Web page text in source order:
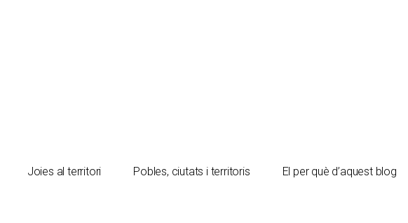
Joies al territori Pobles, ciutats i territoris El per què d’aquest blog